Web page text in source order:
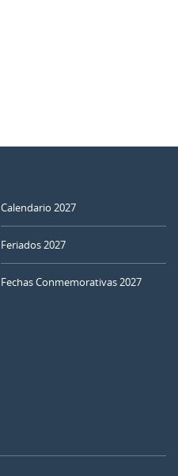
Calendario 2027
Feriados 2027
Fechas Conmemorativas 2027